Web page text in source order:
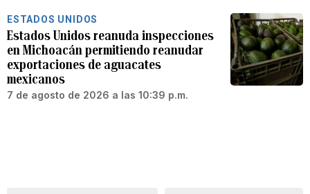
ESTADOS UNIDOS
Estados Unidos reanuda inspecciones
en Michoacán permitiendo reanudar
exportaciones de aguacates
mexicanos
7 de agosto de 2026 a las 10:39 p.m.